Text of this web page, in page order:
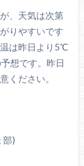
、天気は次第
りやすいです
は昨日より5℃
想です。昨日
ください。
部)